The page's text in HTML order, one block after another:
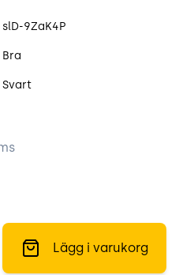
slD-9ZaK4P
Bra
Svart
Lägg i varukorg